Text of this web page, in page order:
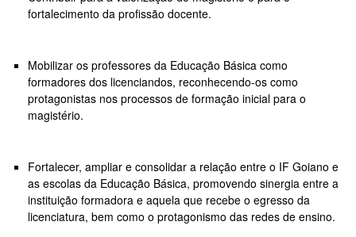
fortalecimento da profissão docente.
Mobilizar os professores da Educação Básica como
formadores dos licenciandos, reconhecendo-os como
protagonistas nos processos de formação inicial para o
magistério.
Fortalecer, ampliar e consolidar a relação entre o IF Goiano e
as escolas da Educação Básica, promovendo sinergia entre a
instituição formadora e aquela que recebe o egresso da
licenciatura, bem como o protagonismo das redes de ensino.